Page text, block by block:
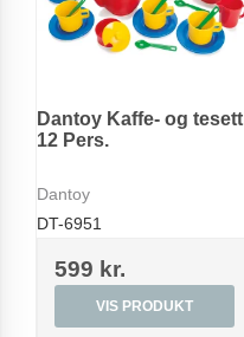
Dantoy Kaffe- og tesett
12 Pers.
Dantoy
DT-6951
599 kr.
VIS PRODUKT